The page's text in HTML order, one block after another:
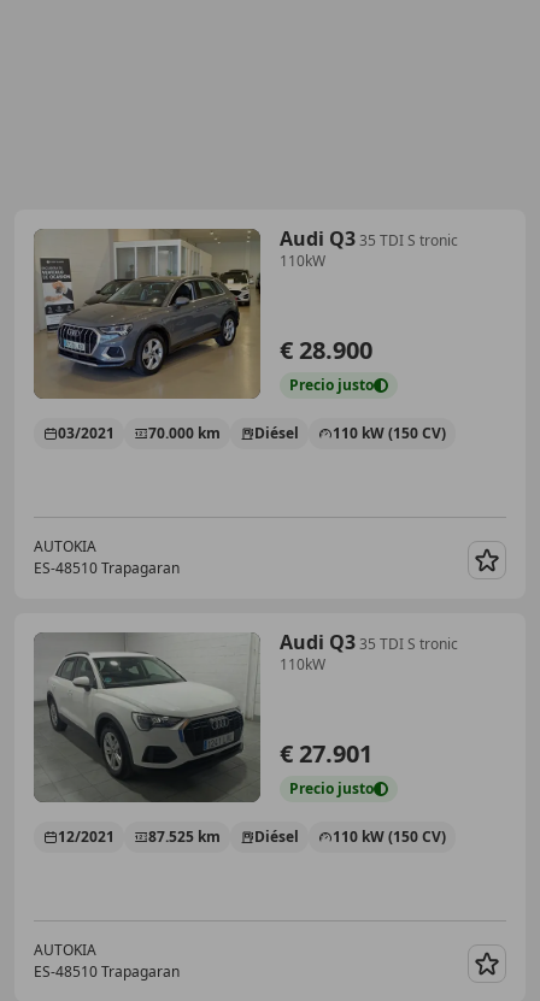
Audi Q335 TDI S tronic
110kW
€ 28.900
Precio justo
03/2021 70.000 km Diésel 110 kW (150 CV)
AUTOKIA
ES-48510 Trapagaran
Audi Q335 TDI S tronic
110kW
€ 27.901
Precio justo
12/2021 87.525 km Diésel 110 kW (150 CV)
AUTOKIA
ES-48510 Trapagaran